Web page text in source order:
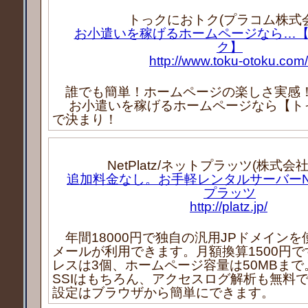
トっクにおトク(プラコム株式
お小遣いを稼げるホームページなら…
ク】
http://www.toku-otoku.com/
誰でも簡単！ホームページの楽しさ実感
お小遣いを稼げるホームページなら【ト
で決まり！
NetPlatz/ネットプラッツ(株式会
追加料金なし。お手軽レンタルサーバー
プラッツ
http://platz.jp/
年間18000円で独自の汎用JPドメインを
メールが利用できます。月額換算1500円
レスは3個、ホームページ容量は50MBま
SSIはもちろん、アクセスログ解析も無料
設定はブラウザから簡単にできます。